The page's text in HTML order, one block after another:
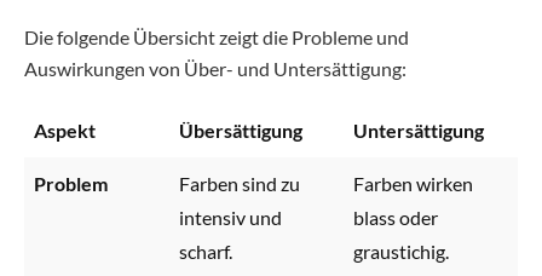
Die folgende Übersicht zeigt die Probleme und
Auswirkungen von Über- und Untersättigung:
Aspekt Übersättigung Untersättigung
Problem
Farben sind zu
intensiv und
scharf.
Farben wirken
blass oder
graustichig.